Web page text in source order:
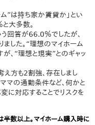
”は持ち家か賃貸か」とい
大多数。
回答が66.0％でしたが、
した。“理想のマイホーム
、“理想と現実”とのギャッ
え方も2割強、存在しまし
マの通勤条件など、何かと
に対応することでリスクを
半数以上。マイホーム購入時に